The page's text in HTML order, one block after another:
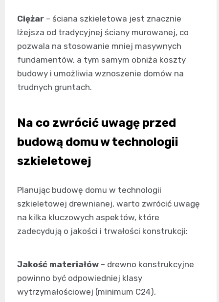
Ciężar – ściana szkieletowa jest znacznie
lżejsza od tradycyjnej ściany murowanej, co
pozwala na stosowanie mniej masywnych
fundamentów, a tym samym obniża koszty
budowy i umożliwia wznoszenie domów na
trudnych gruntach.
Na co zwrócić uwagę przed
budową domu w technologii
szkieletowej
Planując budowę domu w technologii
szkieletowej drewnianej, warto zwrócić uwagę
na kilka kluczowych aspektów, które
zadecydują o jakości i trwałości konstrukcji:
Jakość materiałów – drewno konstrukcyjne
powinno być odpowiedniej klasy
wytrzymałościowej (minimum C24),